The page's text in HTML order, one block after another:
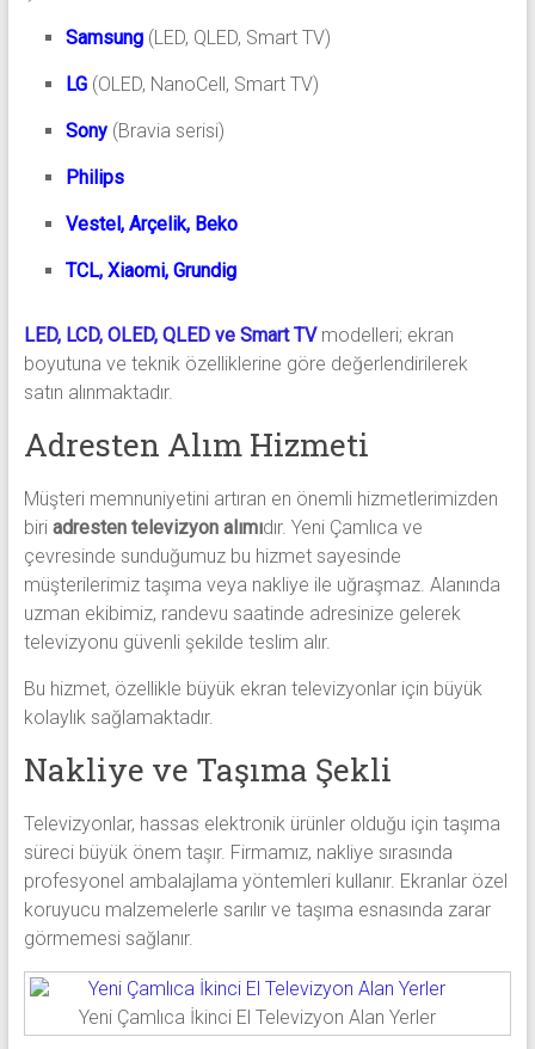
Samsung(LED, QLED, Smart TV)
LG (OLED, NanoCell, Smart TV)
Sony(Bravia serisi)
Philips
Vestel, Arçelik, Beko
TCL, Xiaomi, Grundig
LED, LCD, OLED, QLED ve Smart TVmodelleri; ekran
boyutuna ve teknik özelliklerine göre değerlendirilerek
satın alınmaktadır.
Adresten Alım Hizmeti
Müşteri memnuniyetini artıran en önemli hizmetlerimizden
biri adresten televizyon alımıdır. Yeni Çamlıca ve
çevresinde sunduğumuz bu hizmet sayesinde
müşterilerimiz taşıma veya nakliye ile uğraşmaz. Alanında
uzman ekibimiz, randevu saatinde adresinize gelerek
televizyonu güvenli şekilde teslim alır.
Bu hizmet, özellikle büyük ekran televizyonlar için büyük
kolaylık sağlamaktadır.
Nakliye ve Taşıma Şekli
Televizyonlar, hassas elektronik ürünler olduğu için taşıma
süreci büyük önem taşır. Firmamız, nakliye sırasında
profesyonel ambalajlama yöntemleri kullanır. Ekranlar özel
koruyucu malzemelerle sarılır ve taşıma esnasında zarar
görmemesi sağlanır.
Yeni Çamlıca İkinci El Televizyon Alan Yerler